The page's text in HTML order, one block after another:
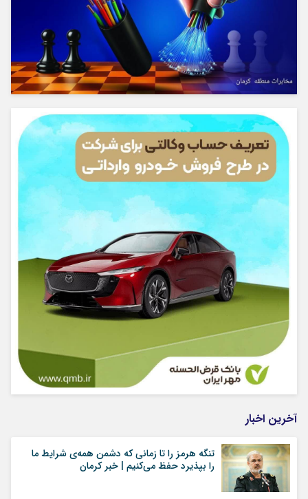
آخرین اخبار
تنگه هرمز را تا زمانی که دشمن همه‌ی شرایط ما
را بپذیرد حفظ می‌کنیم | خبر کرمان